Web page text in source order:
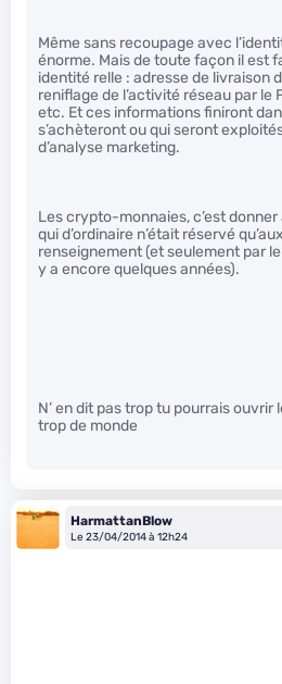
Même sans recoupage avec
énorme. Mais de toute façon il est
identité relle : adresse de livraison
reniflage de l’activité réseau par le
etc. Et ces informations finiront
s’achèteront ou qui seront
d’analyse marketing.
Les crypto-monnaies, c’est
qui d’ordinaire n’était réservé
renseignement (et seulement par
y a encore quelques années).
N’ en dit pas trop tu pourrais
trop de monde
HarmattanBlow
Le 23/04/2014 à 12h24